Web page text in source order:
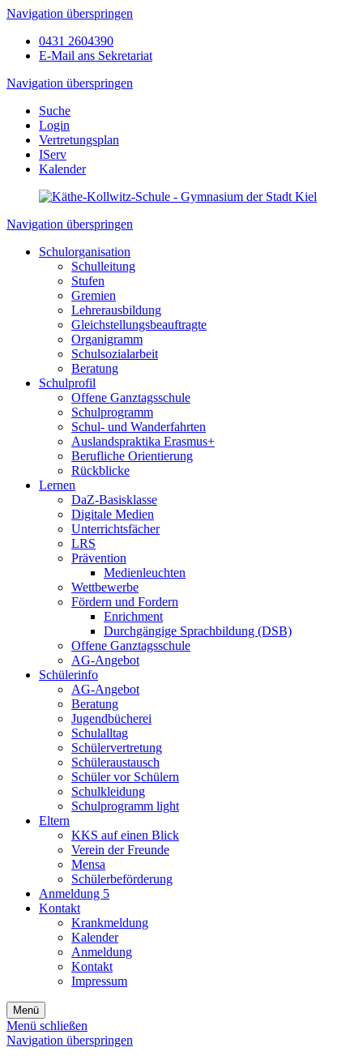
Navigation überspringen
0431 2604390
E-Mail ans Sekretariat
Navigation überspringen
Suche
Login
Vertretungsplan
IServ
Kalender
Navigation überspringen
Schulorganisation
Schulleitung
Stufen
Gremien
Lehrerausbildung
Gleichstellungsbeauftragte
Organigramm
Schulsozialarbeit
Beratung
Schulprofil
Offene Ganztagsschule
Schulprogramm
Schul- und Wanderfahrten
Auslandspraktika Erasmus+
Berufliche Orientierung
Rückblicke
Lernen
DaZ-Basisklasse
Digitale Medien
Unterrichtsfächer
LRS
Prävention
Medienleuchten
Wettbewerbe
Fördern und Fordern
Enrichment
Durchgängige Sprachbildung (DSB)
Offene Ganztagsschule
AG-Angebot
Schülerinfo
AG-Angebot
Beratung
Jugendbücherei
Schulalltag
Schülervertretung
Schüleraustausch
Schüler vor Schülern
Schulkleidung
Schulprogramm light
Eltern
KKS auf einen Blick
Verein der Freunde
Mensa
Schülerbeförderung
Anmeldung 5
Kontakt
Krankmeldung
Kalender
Anmeldung
Kontakt
Impressum
Menü
Menü schließen
Navigation überspringen